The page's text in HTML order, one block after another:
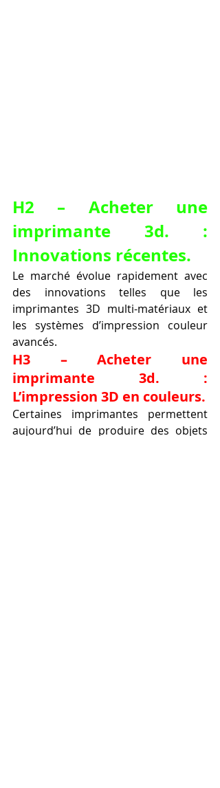
H2 – Acheter une
imprimante 3d. :
Innovations récentes.
Le marché évolue rapidement avec
des innovations telles que les
imprimantes 3D multi-matériaux et
les systèmes d’impression couleur
avancés.
H3 – Acheter une
imprimante 3d. :
L’impression 3D en couleurs.
Certaines imprimantes permettent
aujourd’hui de produire des objets